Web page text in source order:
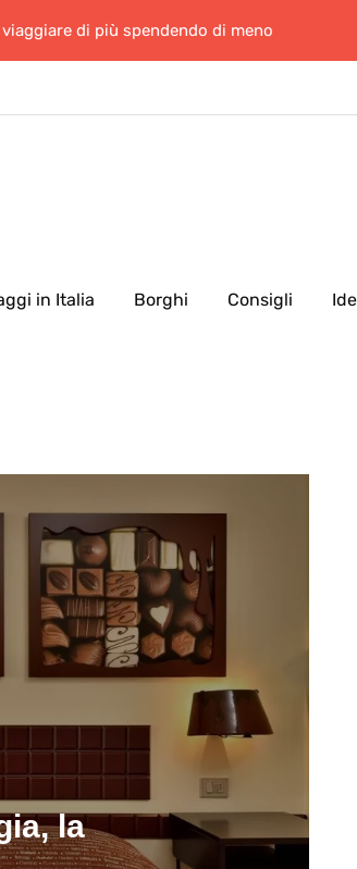
viaggiare di più spendendo di meno
in Italia Borghi Consigli
la